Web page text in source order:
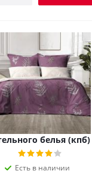
белья
Есть в наличии